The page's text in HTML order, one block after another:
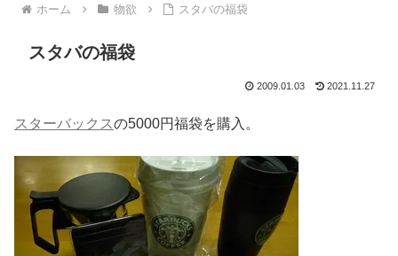
ホーム 物欲 スタバの福袋
スタバの福袋
2009.01.03 2021.11.27
スターバックスの5000円福袋を購入。